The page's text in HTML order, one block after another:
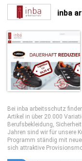
inba
Bei inba arbeitsschutz
Artikel in über 20.000
Berufsbekleidung,
Jahren sind wir für unsere
Programm ständig mit
sich attraktive